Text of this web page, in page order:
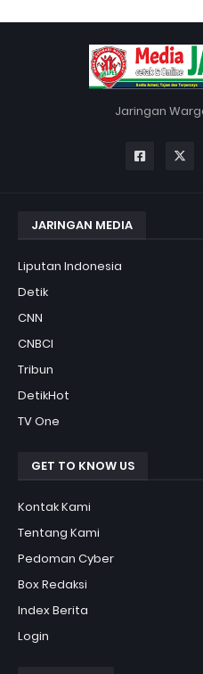
Jaringan
JARINGAN MEDIA
Liputan Indonesia
Detik
CNN
CNBCI
Tribun
DetikHot
TV One
GET TO KNOW US
Kontak Kami
Tentang Kami
Pedoman Cyber
Box Redaksi
Index Berita
Login